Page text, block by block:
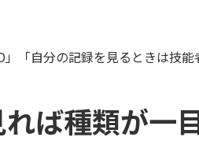
」「自分の記録を見るときは技
ば種類が一